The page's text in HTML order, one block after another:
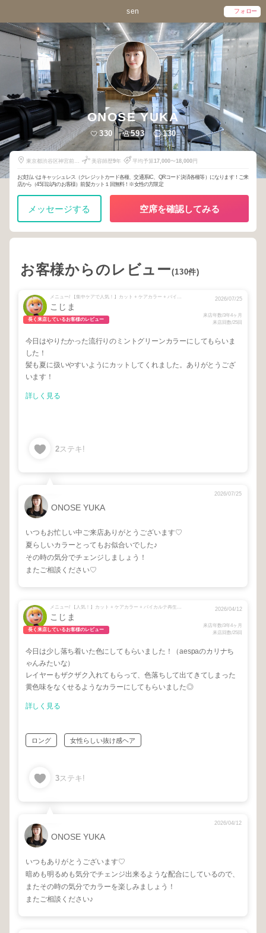
sen フォロー
ONOSE YUKA
330 593 130
東京都渋谷区神宮前3-
美容師歴9年 平均予算17,000〜18,000円
お支払いはキャッシュレス（クレジットカード各種、交通系IC、QRコード決済各種等）になります！ご来
店から（45日以内のお客様）前髪カット１回無料！※女性の方限定
メッセージする 空席を確認してみる
お客様からのレビュー(130件)
メニュー/ 【集中ケアで人気！】カット + ケアカラー + バイカルテ再生トリートメント + 【１番人気！】カット + ケアカラー + システムトリートメント
こじま
長く来店しているお客様のレビュー
2026/07/25
来店年数/3年4ヶ月
来店回数/25回
今日はやりたかった流行りのミントグリーンカラーにしてもらいま
した！
髪も夏に扱いやすいようにカットしてくれました。ありがとうござ
います！
詳しく見る
2ステキ!
ONOSE YUKA
2026/07/25
いつもお忙しい中ご来店ありがとうございます♡
夏らしいカラーとってもお似合いでした♪
その時の気分でチェンジしましょう！
またご相談ください♡
メニュー/ 【人気！】カット + ケアカラー + バイカルテ再生トリートメント
こじま
長く来店しているお客様のレビュー
2026/04/12
来店年数/3年4ヶ月
来店回数/25回
今日は少し落ち着いた色にしてもらいました！（aespaのカリナち
ゃんみたいな）
レイヤーもザクザク入れてもらって、色落ちして出てきてしまった
黄色味をなくせるようなカラーにしてもらいました◎
詳しく見る
ロング 女性らしい抜け感ヘア
3ステキ!
ONOSE YUKA
2026/04/12
いつもありがとうございます♡
暗めも明るめも気分でチェンジ出来るような配合にしているので、
またその時の気分でカラーを楽しみましょう！
またご相談ください♪